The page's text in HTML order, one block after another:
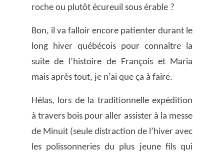
roche ou plutôt écureuil sous érable ?
Bon, il va falloir encore patienter durant le
long hiver québécois pour connaître la
suite de l’histoire de François et Maria
mais après tout, je n’ai que ça à faire.
Hélas, lors de la traditionnelle expédition
à travers bois pour aller assister à la messe
de Minuit (seule distraction de l’hiver avec
les polissonneries du plus jeune fils qui